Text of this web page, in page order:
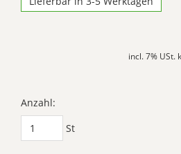
incl. 7% USt.
Anzahl:
St